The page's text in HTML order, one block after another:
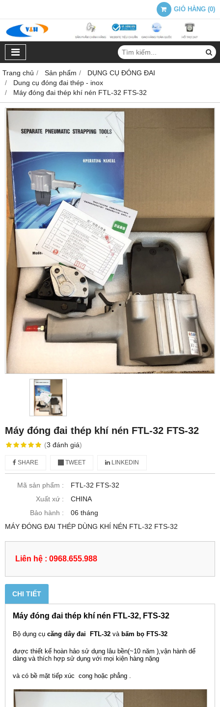
GIỎ HÀNG (0)
Trang chủ Sản phẩm
DỤNG CỤ ĐÓNG ĐAI
Dung cụ đóng đai thép - inox
Máy đóng đai thép khí nén FTL-32 FTS-32
Máy đóng đai thép khí nén FTL-32 FTS-32
(3 đánh giá)
SHARE TWEET LINKEDIN
Mã sản phẩm :
FTL-32 FTS-32
Xuất xứ :
CHINA
Bảo hành :
06 tháng
MÁY ĐÓNG ĐAI THÉP DÙNG KHÍ NÉN FTL-32 FTS-32
Liên hệ : 0968.655.988
CHI TIẾT
Máy đóng đai thép khí nén FTL-32, FTS-32
Bộ dụng cụ căng dây đai FTL-32 và bấm bọ FTS-32
được thiết kế hoàn hảo sử dụng lâu bền(~10 năm ),vận hành dể
dàng và thích hợp sử dụng với mọi kiện hàng nặng
và có bề mặt tiếp xúc cong hoặc phẳng .